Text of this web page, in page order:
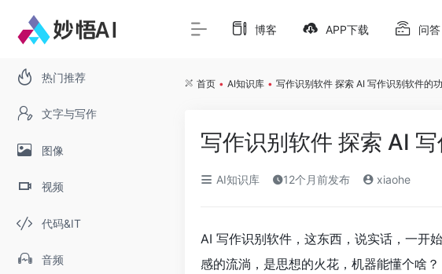
热门推荐
文字与写作
图像
视频
代码&IT
音频
博客 APP下载 问答
首页 • AI知识库 • 写作识别软件 探索 AI 写作识别软件的
写作识别软件 探索 AI
AI知识库 12个月前发布 xiaohe
AI 写作识别软件，这东西，说实话，一开
感的流淌，是思想的火花，机器能懂个啥